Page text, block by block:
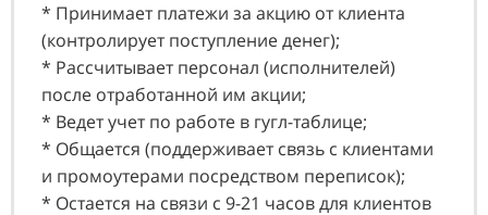
* Принимает платежи за акцию от клиента
(контролирует поступление денег);
* Рассчитывает персонал (исполнителей)
после отработанной им акции;
* Ведет учет по работе в гугл-таблице;
* Общается (поддерживает связь с клиентами
и промоутерами посредством переписок);
* Остается на связи с 9-21 часов для клиентов